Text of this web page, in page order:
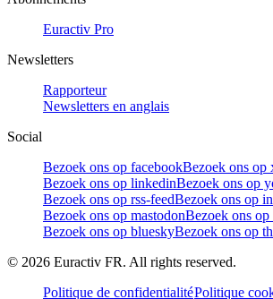
Euractiv Pro
Newsletters
Rapporteur
Newsletters en anglais
Social
Bezoek ons op facebookBezoek ons op
Bezoek ons op linkedinBezoek ons op
Bezoek ons op rss-feedBezoek ons op
Bezoek ons op mastodonBezoek ons op
Bezoek ons op blueskyBezoek ons op
© 2026 Euractiv FR. All rights reserved.
Politique de confidentialitéPolitique